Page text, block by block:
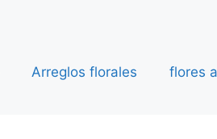
Arreglos florales flores